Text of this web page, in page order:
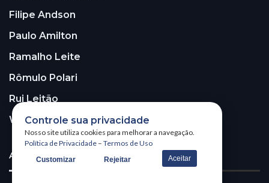
Filipe Andson
Paulo Amilton
Ramalho Leite
Rômulo Polari
Rui Leitão
Walter Santos
ASSINE A NOSSA NEWSLETTER!
Controle sua privacidade
Nosso site utiliza cookies para melhorar a navegação.
Política de Privacidade – Termos de Uso
Customizar Rejeitar Aceitar